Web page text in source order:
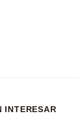
INTERESAR